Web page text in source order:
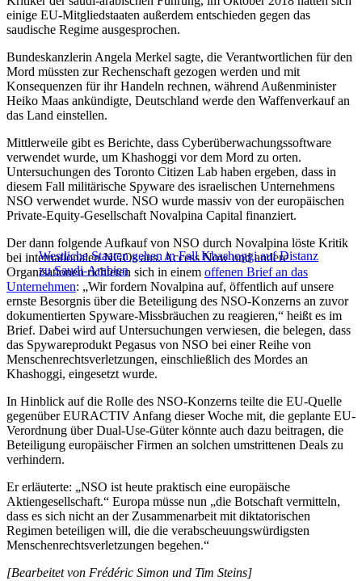
einige EU-Mitgliedstaaten außerdem entschieden gegen das
saudische Regime ausgesprochen.
Bundeskanzlerin Angela Merkel sagte, die Verantwortlichen für den
Mord müssten zur Rechenschaft gezogen werden und mit
Konsequenzen für ihr Handeln rechnen, während Außenminister
Heiko Maas ankündigte, Deutschland werde den Waffenverkauf an
das Land einstellen.
Mittlerweile gibt es Berichte, dass Cyberüberwachungssoftware
verwendet wurde, um Khashoggi vor dem Mord zu orten.
Untersuchungen des Toronto Citizen Lab haben ergeben, dass in
diesem Fall militärische Spyware des israelischen Unternehmens
NSO verwendet wurde. NSO wurde massiv von der europäischen
Private-Equity-Gesellschaft Novalpina Capital finanziert.
Westliche Staaten gehen in Fall Khashoggi auf Distanz
zu Saudi-Arabien
Der dann folgende Aufkauf von NSO durch Novalpina löste Kritik
bei internationalen NGOs aus. Access Now und andere
Organisationen richteten sich in einem offenen Brief an das
Unternehmen: „Wir fordern Novalpina auf, öffentlich auf unsere
ernste Besorgnis über die Beteiligung des NSO-Konzerns an zuvor
dokumentierten Spyware-Missbräuchen zu reagieren,“ heißt es im
Brief. Dabei wird auf Untersuchungen verwiesen, die belegen, dass
das Spywareprodukt Pegasus von NSO bei einer Reihe von
Menschenrechtsverletzungen, einschließlich des Mordes an
Khashoggi, eingesetzt wurde.
In Hinblick auf die Rolle des NSO-Konzerns teilte die EU-Quelle
gegenüber EURACTIV Anfang dieser Woche mit, die geplante EU-
Verordnung über Dual-Use-Güter könnte auch dazu beitragen, die
Beteiligung europäischer Firmen an solchen umstrittenen Deals zu
verhindern.
Er erläuterte: „NSO ist heute praktisch eine europäische
Aktiengesellschaft.“ Europa müsse nun „die Botschaft vermitteln,
dass es sich nicht an der Zusammenarbeit mit diktatorischen
Regimen beteiligen will, die die verabscheuungswürdigsten
Menschenrechtsverletzungen begehen.“
[Bearbeitet von Frédéric Simon und Tim Steins]